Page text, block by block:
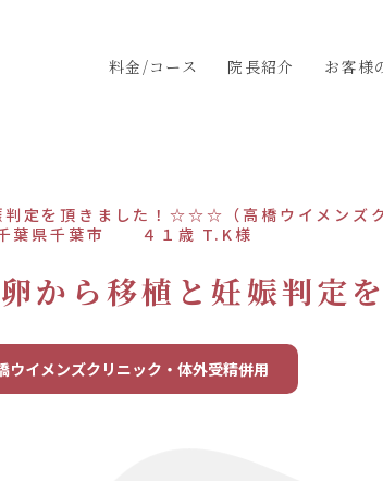
料金/コース 院長紹介 お客様
から移植と妊娠判定
定を頂きました！☆☆☆（高橋ウイメンズク
葉県千葉市 ４１歳 T.K様
ウイメンズクリニック・体外受精併用